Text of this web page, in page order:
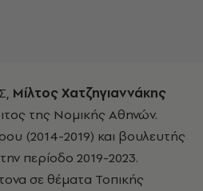
Μίλτος Χατζηγιαννάκης
της Νομικής Αθηνών.
(2014-2019) και βουλευτής
περίοδο 2019-2023.
σε θέματα Τοπικής